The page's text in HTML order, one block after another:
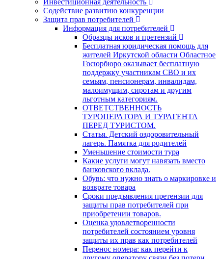
Содействие развитию конкуренции
Защита прав потребителей
Информация для потребителей
Образцы исков и претензий
Бесплатная юридическая помощь для
жителей Иркутской области Областное
Госюрбюро оказывает бесплатную
поддержку участникам СВО и их
семьям, пенсионерам, инвалидам,
малоимущим, сиротам и другим
льготным категориям.
ОТВЕТСТВЕННОСТЬ
ТУРОПЕРАТОРА И ТУРАГЕНТА
ПЕРЕД ТУРИСТОМ.
Статья. Детский оздоровительный
лагерь. Памятка для родителей
Уменьшение стоимости тура
Какие услуги могут навязать вместо
банковского вклада.
Обувь: что нужно знать о маркировке и
возврате товара
Сроки предъявления претензии для
защиты прав потребителей при
приобретении товаров.
Оценка удовлетворенности
потребителей состоянием уровня
защиты их прав как потребителей
Перенос номера: как перейти к